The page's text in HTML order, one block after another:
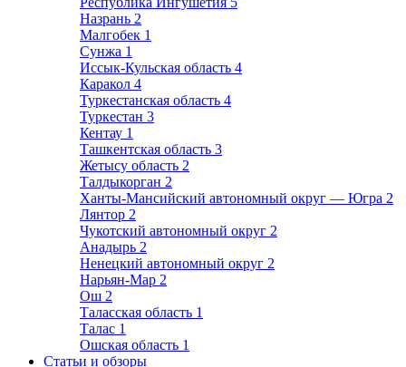
Назрань 2
Малгобек 1
Сунжа 1
Иссык-Кульская область 4
Каракол 4
Туркестанская область 4
Туркестан 3
Кентау 1
Ташкентская область 3
Жетысу область 2
Талдыкорган 2
Ханты-Мансийский автономный округ — Югра 2
Лянтор 2
Чукотский автономный округ 2
Анадырь 2
Ненецкий автономный округ 2
Нарьян-Мар 2
Ош 2
Таласская область 1
Талас 1
Ошская область 1
Статьи и обзоры